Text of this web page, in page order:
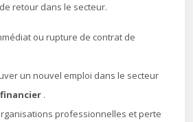
retour dans le secteur.
ou rupture de contrat de
un nouvel emploi dans le secteur
.
professionnelles et perte